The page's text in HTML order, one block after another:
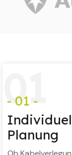
01
- 01 -
Planung